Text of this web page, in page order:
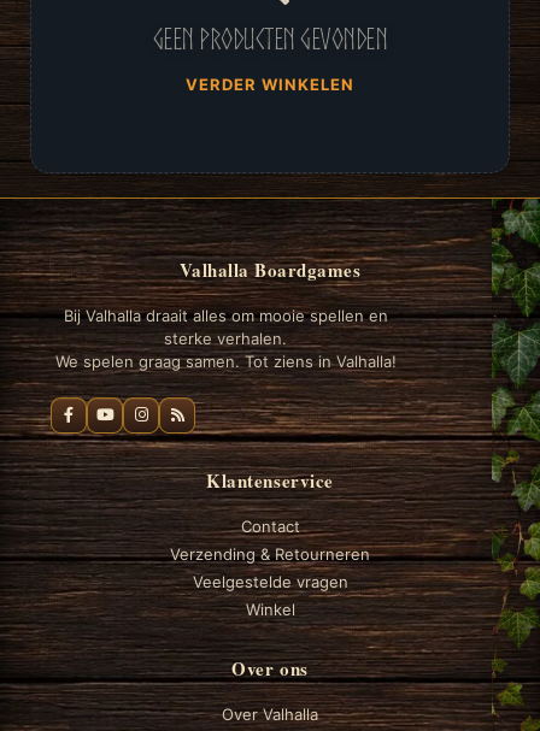
Geen producten gevonden
VERDER WINKELEN
Valhalla Boardgames
Bij Valhalla draait alles om mooie spellen en
sterke verhalen.
We spelen graag samen. Tot ziens in Valhalla!
Klantenservice
Contact
Verzending & Retourneren
Veelgestelde vragen
Winkel
Over ons
Over Valhalla